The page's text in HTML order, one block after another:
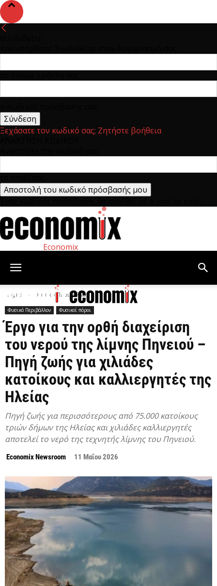
Ξεχάσατε τον κωδικό σας; Ζητήστε βοήθεια
Economix
Αρχική Φυσικό Περιβάλλον
Φυσικό Περιβάλλον Φυσικοί πόροι
Έργο για την ορθή διαχείριση
του νερού της λίμνης Πηνειού –
Πηγή ζωής για χιλιάδες
κατοίκους και καλλιεργητές της
Ηλείας
Πηγή ζωής για περισσότερους από 75.000 κατοίκους
τριών δήμων της Ηλείας και χιλιάδες καλλιεργητές
αποτελεί το νερό της τεχνητής λίμνης του Πηνειού.
Economix Newsroom 11 Μαΐου 2026